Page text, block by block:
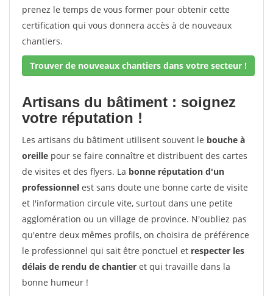
prenez le temps de vous former pour obtenir cette
certification qui vous donnera accès à de nouveaux
chantiers.
Trouver de nouveaux chantiers dans votre secteur !
Artisans du bâtiment : soignez
votre réputation !
Les artisans du bâtiment utilisent souvent le bouche à
oreille pour se faire connaître et distribuent des cartes
de visites et des flyers. La bonne réputation d'un
professionnel est sans doute une bonne carte de visite
et l'information circule vite, surtout dans une petite
agglomération ou un village de province. N'oubliez pas
qu'entre deux mêmes profils, on choisira de préférence
le professionnel qui sait être ponctuel et respecter les
délais de rendu de chantier et qui travaille dans la
bonne humeur !